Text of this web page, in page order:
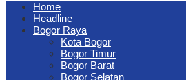
Home
Headline
Bogor Raya
Kota Bogor
Bogor Timur
Bogor Barat
Bogor Selatan